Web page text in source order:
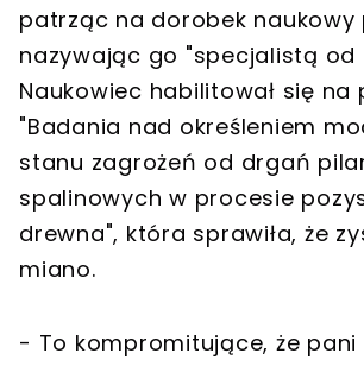
patrząc na dorobek
nazywając go "specjalistą od
Naukowiec habilitował się na
"Badania nad określeniem
stanu zagrożeń od drgań
spalinowych w procesie
drewna", która sprawiła, że
miano.
- To kompromitujące, że